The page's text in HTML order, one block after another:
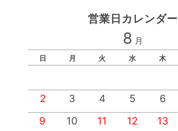
営業日カレンダー
8 月
日 月 火 水 木
2
3 4 5 6
9
10 11 12 13